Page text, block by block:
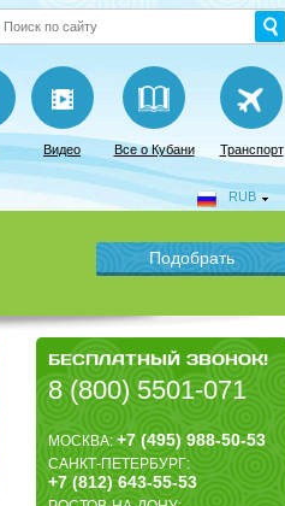
Видео Все о Кубани Транспорт
RUB
БЕСПЛАТНЫЙ ЗВОНОК!
8 (800) 5501-071
МОСКВА:+7 (495) 988-50-53
САНКТ-ПЕТЕРБУРГ:
+7 (812) 643-55-53